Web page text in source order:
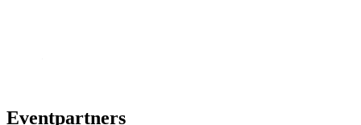
Eventpartners